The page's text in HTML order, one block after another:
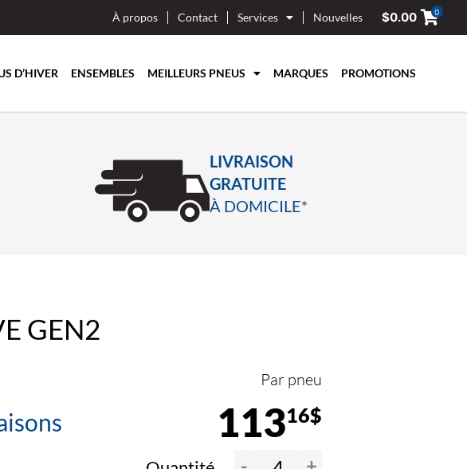
À propos Contact Services Nouvelles $0.00 0
D’HIVER ENSEMBLES MEILLEURS PNEUS MARQUES PROMOTIONS
LIVRAISON
GRATUITE
À DOMICILE*
GEN2
Par pneu
11316$